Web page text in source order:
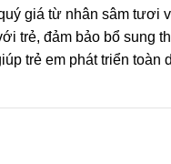
giá từ nhân sâm tươi
trẻ, đảm bảo bổ sung
trẻ em phát triển toàn